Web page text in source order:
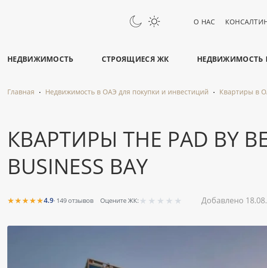
О НАС
НЕДВИЖИМОСТЬ СТРОЯЩИЕСЯ ЖК НЕДВИЖИМОСТЬ
Главная Недвижимость в ОАЭ для покупки и инвестиций Квартиры в
КВАРТИРЫ THE PAD BY
BUSINESS BAY
★★★★★4.9· 149отзывов Оцените ЖК:★ ★ ★ ★ ★ Добавлено